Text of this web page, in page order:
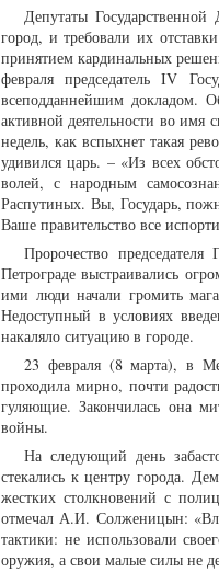
Депутаты
город, и требовали их
принятием кардинальных
февраля председатель IV
всеподданнейшим докладом.
активной деятельности во имя
недель, как вспыхнет такая
удивился царь. – «Из всех
волей, с народным
Распутиных. Вы, Государь,
Ваше правительство все
Пророчество
Петрограде выстраивались
ими люди начали громить
Недоступный в условиях
накаляло ситуацию в городе.
23 февраля (8 марта), в
проходила мирно, почти
гуляющие. Закончилась она
войны.
На следующий день
стекались к центру города.
жестких столкновений с
отмечал А.И. Солженицын:
тактики: не использовали
оружия, а свои малые силы не